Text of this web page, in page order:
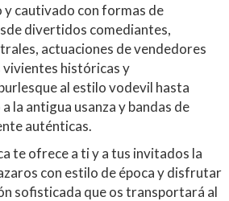
cautivado con formas de
divertidos comediantes,
actuaciones de vendedores
históricas y
al estilo vodevil hasta
la antigua usanza y bandas de
auténticas.
te ofrece a ti y a tus invitados la
con estilo de época y disfrutar
sofisticada que os transportará al